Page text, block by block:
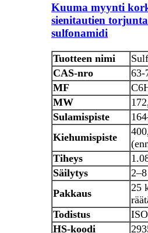
Kuuma myynti
sienitautien
sulfonamidi
Tuotteen nimi
CAS-nro
63-
MF
MW
Sulamispiste
Kiehumispiste
Tiheys
Säilytys
Pakkaus
25
Todistus
HS-koodi